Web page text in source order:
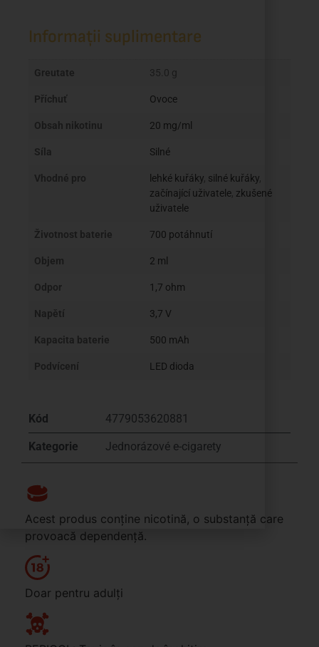
Informații suplimentare
Greutate 35.0 g
Příchuť Ovoce
Obsah nikotinu 20 mg/ml
Síla Silné
Vhodné pro lehké kuřáky, silné kuřáky,
začínající uživatele, zkušené
uživatele
Životnost baterie 700 potáhnutí
Objem 2 ml
Odpor 1,7 ohm
Napětí 3,7 V
Kapacita baterie 500 mAh
Podvícení LED dioda
Kód 4779053620881
Kategorie Jednorázové e-cigarety
Acest produs conține nicotină, o substanță care
provoacă dependență.
Doar pentru adulți